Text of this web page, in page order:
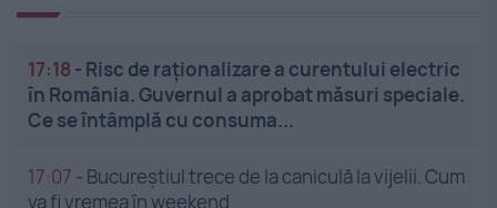
17:18 - Risc de raționalizare a curentului electric
în România. Guvernul a aprobat măsuri speciale.
Ce se întâmplă cu consuma...
17:07 - Bucureștiul trece de la caniculă la vijelii. Cum
va fi vremea în weekend